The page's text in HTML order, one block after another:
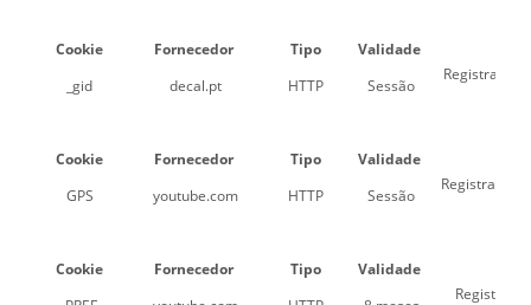
Cookie Fornecedor Tipo
Validade
_gid
decal.pt HTTP Sessão
Registra um
Cookie Fornecedor Tipo
Validade
GPS
youtube.com HTTP Sessão
Registra um
Cookie Fornecedor Tipo
Validade
Registra